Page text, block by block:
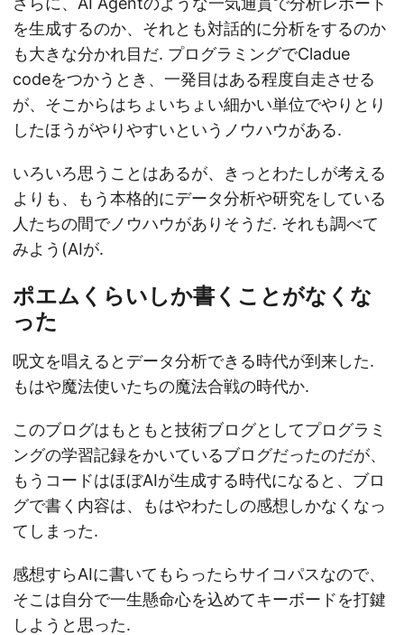
を生成するのか、それとも対話的に分析をするのか
も大きな分かれ目だ. プログラミングでCladue
codeをつかうとき、一発目はある程度自走させる
が、そこからはちょいちょい細かい単位でやりとり
したほうがやりやすいというノウハウがある.
いろいろ思うことはあるが、きっとわたしが考える
よりも、もう本格的にデータ分析や研究をしている
人たちの間でノウハウがありそうだ. それも調べて
みよう(AIが.
ポエムくらいしか書くことがなくな
った
呪文を唱えるとデータ分析できる時代が到来した.
もはや魔法使いたちの魔法合戦の時代か.
このブログはもともと技術ブログとしてプログラミ
ングの学習記録をかいているブログだったのだが、
もうコードはほぼAIが生成する時代になると、ブロ
グで書く内容は、もはやわたしの感想しかなくなっ
てしまった.
感想すらAIに書いてもらったらサイコパスなので、
そこは自分で一生懸命心を込めてキーボードを打鍵
しようと思った.